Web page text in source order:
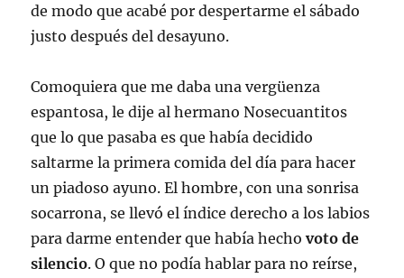
de modo que acabé por despertarme el sábado
justo después del desayuno.
Comoquiera que me daba una vergüenza
espantosa, le dije al hermano Nosecuantitos
que lo que pasaba es que había decidido
saltarme la primera comida del día para hacer
un piadoso ayuno. El hombre, con una sonrisa
socarrona, se llevó el índice derecho a los labios
para darme entender que había hecho voto de
silencio. O que no podía hablar para no reírse,